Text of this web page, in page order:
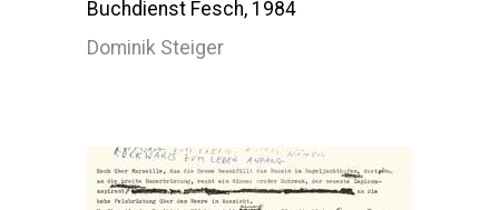
Buchdienst Fesch, 1984
Dominik Steiger